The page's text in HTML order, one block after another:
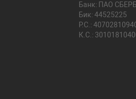
Банк: ПАО
Бик: 44525225
Р.С.:
К.С.: